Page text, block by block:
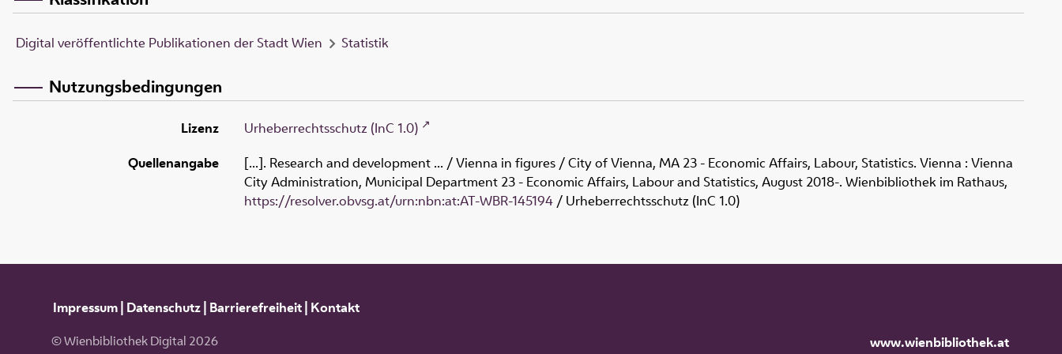
Digital veröffentlichte Publikationen der Stadt Wien Statistik
Nutzungsbedingungen
Lizenz
Urheberrechtsschutz (InC 1.0)
Quellenangabe
[...]. Research and development ... / Vienna in figures / City of Vienna, MA 23 - Economic Affairs, Labour, Statistics. Vienna : Vienna
City Administration, Municipal Department 23 - Economic Affairs, Labour and Statistics, August 2018-. Wienbibliothek im Rathaus,
https://resolver.obvsg.at/urn:nbn:at:AT-WBR-145194 / Urheberrechtsschutz (InC 1.0)
Impressum| Datenschutz| Barrierefreiheit| Kontakt
© Wienbibliothek Digital 2026 www.wienbibliothek.at